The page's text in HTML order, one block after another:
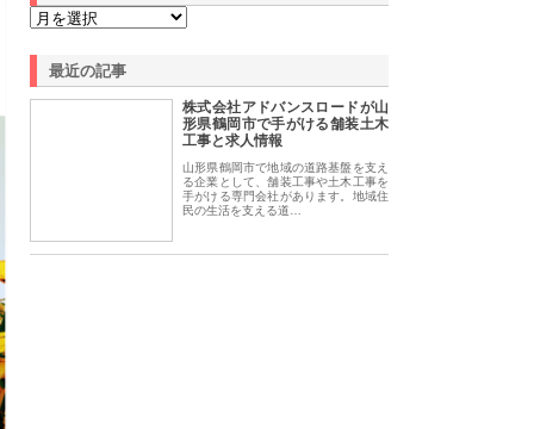
最近の記事
株式会社アドバンスロードが山
形県鶴岡市で手がける舗装土木
工事と求人情報
山形県鶴岡市で地域の道路基盤を支え
る企業として、舗装工事や土木工事を
手がける専門会社があります。地域住
民の生活を支える道…